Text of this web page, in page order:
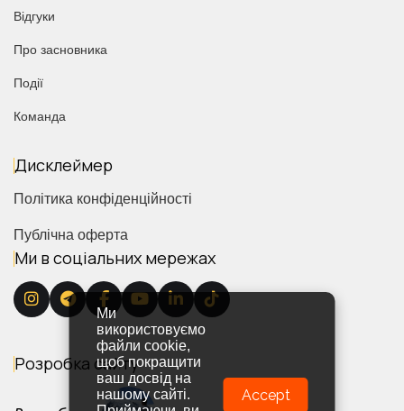
Ми
використовуємо
файли cookie,
щоб покращити
ваш досвід на
нашому сайті.
Accept
Відгуки
Про засновника
Події
Команда
Дисклеймер
Політика конфіденційності
Публічна оферта
Ми в соціальних мережах
Розробка сайту